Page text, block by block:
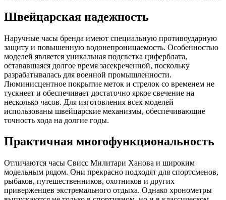
Швейцарская надежность
Наручные часы бренда имеют специальную противоударную
защиту и повышенную водонепроницаемость. Особенностью
моделей является уникальная подсветка циферблата,
остававшаяся долгое время засекреченной, поскольку
разрабатывалась для военной промышленности.
Люминисцентное покрытие меток и стрелок со временем не
тускнеет и обеспечивает достаточно яркое свечение на
несколько часов. Для изготовления всех моделей
использованы швейцарские механизмы, обеспечивающие
точность хода на долгие годы.
Практичная многофункциональность
Отличаются часы Свисс Милитари Ханова и широким
модельным рядом. Они прекрасно подходят для спортсменов,
рыбаков, путешественников, охотников и других
приверженцев экстремального отдыха. Однако хронометры